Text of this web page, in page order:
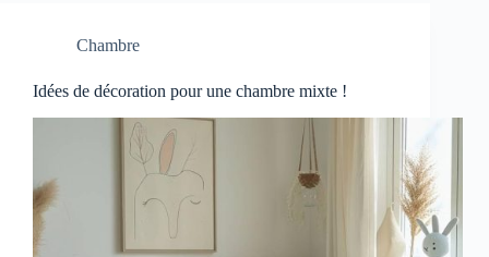
Chambre
Idées de décoration pour une chambre mixte !